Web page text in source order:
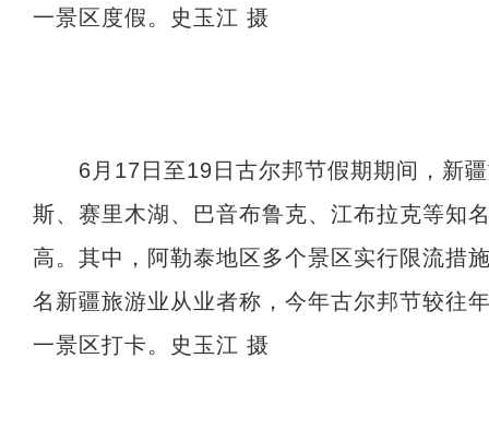
一景区度假。史玉江 摄
6月17日至19日古尔邦节假期期间，新疆
斯、赛里木湖、巴音布鲁克、江布拉克等知
高。其中，阿勒泰地区多个景区实行限流措
名新疆旅游业从业者称，今年古尔邦节较往
一景区打卡。史玉江 摄